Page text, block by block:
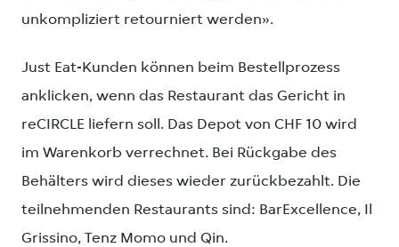
unkompliziert retourniert werden».
Just Eat-Kunden können beim Bestellprozess
anklicken, wenn das Restaurant das Gericht in
reCIRCLE liefern soll. Das Depot von CHF 10 wird
im Warenkorb verrechnet. Bei Rückgabe des
Behälters wird dieses wieder zurückbezahlt. Die
teilnehmenden Restaurants sind: BarExcellence, Il
Grissino, Tenz Momo und Qin.